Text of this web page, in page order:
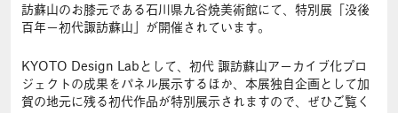
訪蘇山のお膝元である石川県九谷焼美術館にて、特別展「没後
百年－初代諏訪蘇山」が開催されています。
KYOTO Design Labとして、初代 諏訪蘇山アーカイブ化プロ
ジェクトの成果をパネル展示するほか、本展独自企画として加
賀の地元に残る初代作品が特別展示されますので、ぜひご覧く